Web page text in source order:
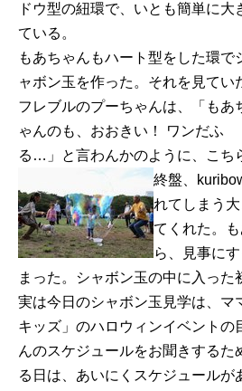
ドウ型の紐環で、いとも簡単に大
ている。
もあちゃんもハート型をした環で
ャボン玉を作った。それを見てい
フレブルのプーちゃんは、「もあ
ゃんのも、おおきい！ ワンだふ
る…」と言わんかのように、こち
終盤、
れてしまう
てくれた。
ら、見事に
まった。シャボン玉の中に入った
実は今日のシャボン玉見学は、マ
キッズ」のハロウィンイベントの
んのスケジュールをお聞きするた
る日は、あいにくスケジュールが